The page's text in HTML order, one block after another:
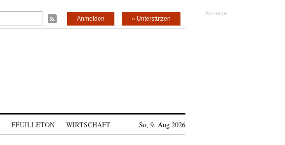
» Unterstützen
Anmelden
FEUILLETON WIRTSCHAFT So, 9. Aug 2026